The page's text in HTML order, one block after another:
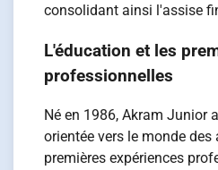
consolidant ainsi l'assise
L'éducation et les
professionnelles
Né en 1986, Akram Junior
orientée vers le monde des
premières expériences